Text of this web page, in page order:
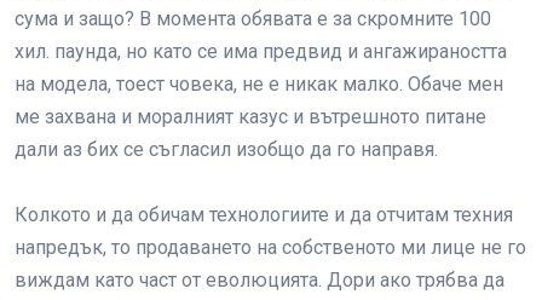
сума и защо? В момента обявата е за скромните 100
хил. паунда, но като се има предвид и ангажираността
на модела, тоест човека, не е никак малко. Обаче мен
ме захвана и моралният казус и вътрешното питане
дали аз бих се съгласил изобщо да го направя.
Колкото и да обичам технологиите и да отчитам техния
напредък, то продаването на собственото ми лице не го
виждам като част от еволюцията. Дори ако трябва да